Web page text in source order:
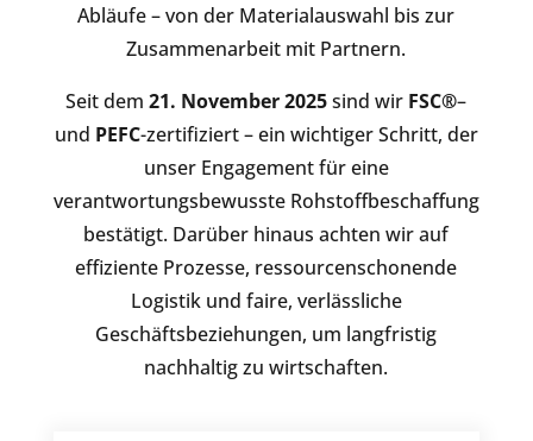
Abläufe – von der Materialauswahl bis zur
Zusammenarbeit mit Partnern.
Seit dem21. November 2025sind wir FSC®–
und PEFC-zertifiziert – ein wichtiger Schritt, der
unser Engagement für eine
verantwortungsbewusste Rohstoffbeschaffung
bestätigt. Darüber hinaus achten wir auf
effiziente Prozesse, ressourcenschonende
Logistik und faire, verlässliche
Geschäftsbeziehungen, um langfristig
nachhaltig zu wirtschaften.